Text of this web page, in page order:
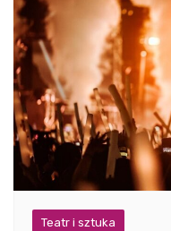
Teatr i sztuka